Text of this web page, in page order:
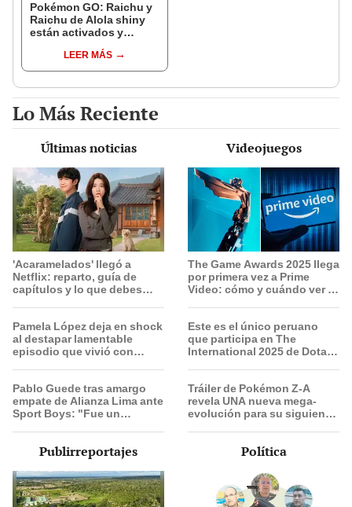
Pokémon GO: Raichu y
Raichu de Alola shiny
están activados y
capturar [VIDEO]
LEER MÁS
Lo Más Reciente
Últimas noticias
'Acaramelados' llegó a
Netflix: reparto, guía de
capítulos y lo que debes
Pamela López deja en shock
al destapar lamentable
episodio que vivió con
Pablo Guede tras amargo
empate de Alianza Lima ante
Sport Boys: "Fue un
Videojuegos
The Game Awards 2025 llega
por primera vez a Prime
Video: cómo y cuándo ver el
Este es el único peruano
que participa en The
International 2025 de Dota 2
Tráiler de Pokémon Z-A
revela UNA nueva mega-
evolución para su siguiente
Publirreportajes Política